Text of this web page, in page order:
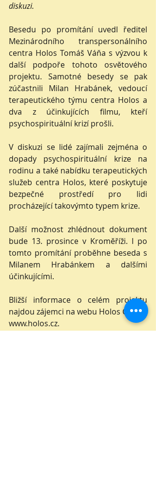
diskuzi.
Besedu po promítání uvedl ředitel
Mezinárodního transpersonálního
centra Holos Tomáš Váňa s výzvou k
další podpoře tohoto osvětového
projektu. Samotné besedy se pak
zúčastnili Milan Hrabánek, vedoucí
terapeutického týmu centra Holos a
dva z účinkujících filmu, kteří
psychospirituální krizí prošli.
V diskuzi se lidé zajímali zejména o
dopady psychospirituální krize na
rodinu a také nabídku terapeutických
služeb centra Holos, které poskytuje
bezpečné prostředí pro lidi
procházející takovýmto typem krize.
Další možnost zhlédnout dokument
bude 13. prosince v Kroměříži. I po
tomto promítání proběhne beseda s
Milanem Hrabánkem a dalšími
účinkujícími.
Bližší informace o celém projektu
najdou zájemci na webu Holos Centra
www.holos.cz.